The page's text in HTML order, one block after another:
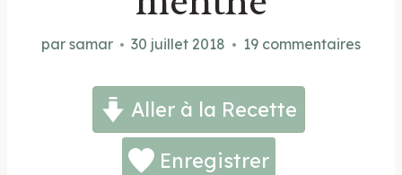
par samar 30 juillet 2018 19 commentaires
Aller à la Recette
Enregistrer